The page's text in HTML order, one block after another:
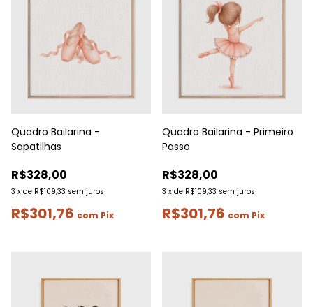
Quadro Bailarina -
Sapatilhas
R$328,00
3 x de R$109,33 sem juros
R$301,76 com Pix
Quadro Bailarina - Primeiro
Passo
R$328,00
3 x de R$109,33 sem juros
R$301,76 com Pix